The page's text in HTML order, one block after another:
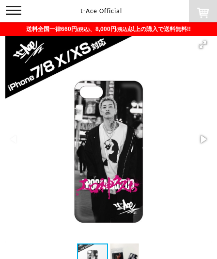
toggle
navigation
t-Ace Official
送料全国一律660円(税込)、8,000円(税込)以上の購入で送料無料!!